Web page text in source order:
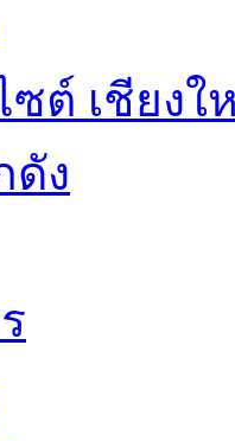
ซต์ เชียงใ
ดัง